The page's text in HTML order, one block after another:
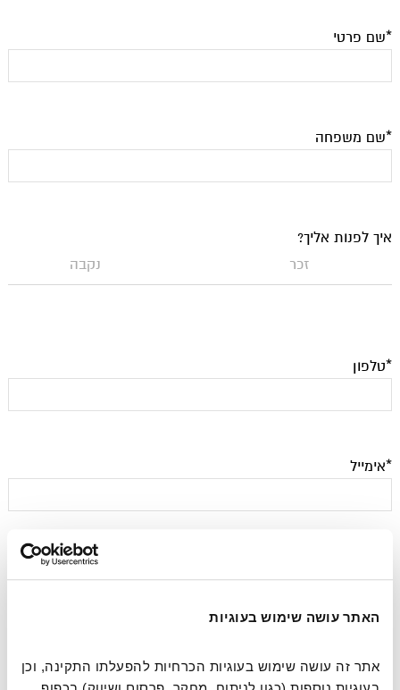
האתר עושה שימוש בעוגיות
*שם פרטי
*שם משפחה
איך לפנות אליך?
זכר
נקבה
*טלפון
*אימייל